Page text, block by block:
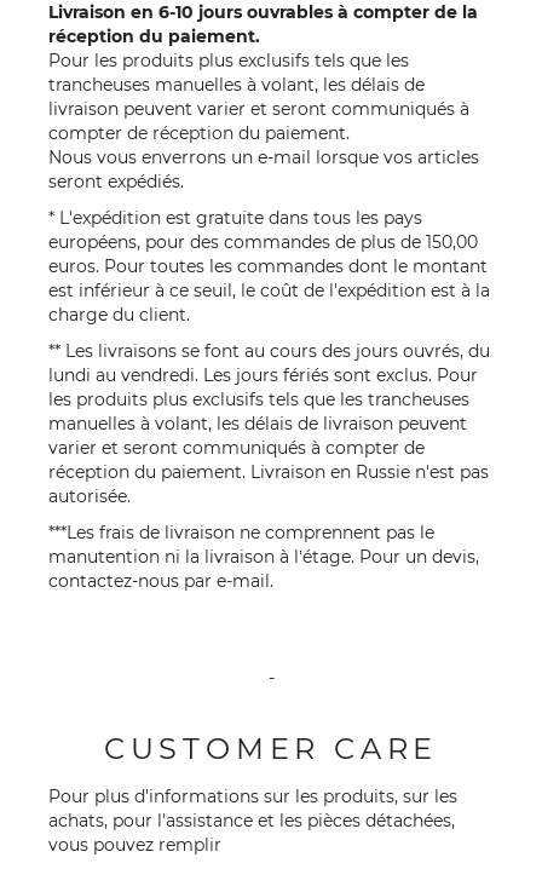
Livraison en 6-10 jours ouvrables à compter de la
réception du paiement.
Pour les produits plus exclusifs tels que les
trancheuses manuelles à volant, les délais de
livraison peuvent varier et seront communiqués à
compter de réception du paiement.
Nous vous enverrons un e-mail lorsque vos articles
seront expédiés.
* L'expédition est gratuite dans tous les pays
européens, pour des commandes de plus de 150,00
euros. Pour toutes les commandes dont le montant
est inférieur à ce seuil, le coût de l'expédition est à la
charge du client.
** Les livraisons se font au cours des jours ouvrés, du
lundi au vendredi. Les jours fériés sont exclus. Pour
les produits plus exclusifs tels que les trancheuses
manuelles à volant, les délais de livraison peuvent
varier et seront communiqués à compter de
réception du paiement. Livraison en Russie n'est pas
autorisée.
***Les frais de livraison ne comprennent pas le
manutention ni la livraison à l’étage. Pour un devis,
contactez-nous par e-mail .
-
CUSTOMER CARE
Pour plus d'informations sur les produits, sur les
achats, pour l'assistance et les pièces détachées,
vous pouvez remplir